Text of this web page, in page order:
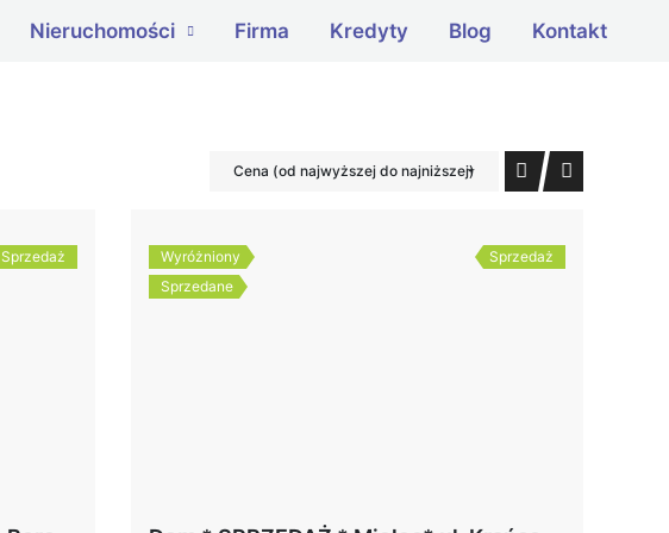
Nieruchomości Firma Kredyty Blog Kontakt
Cena (od najwyższej do najniższej)
Sprzedaż
Wyróżniony
Sprzedane
Sprzedaż